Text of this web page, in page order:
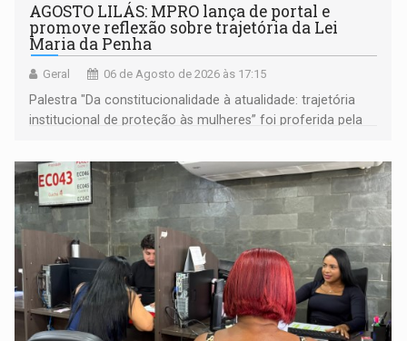
AGOSTO LILÁS: MPRO lança de portal e
promove reflexão sobre trajetória da Lei
Maria da Penha
Geral 06 de Agosto de 2026 às 17:15
Palestra "Da constitucionalidade à atualidade: trajetória
institucional de proteção às mulheres” foi proferida pela
Goiás